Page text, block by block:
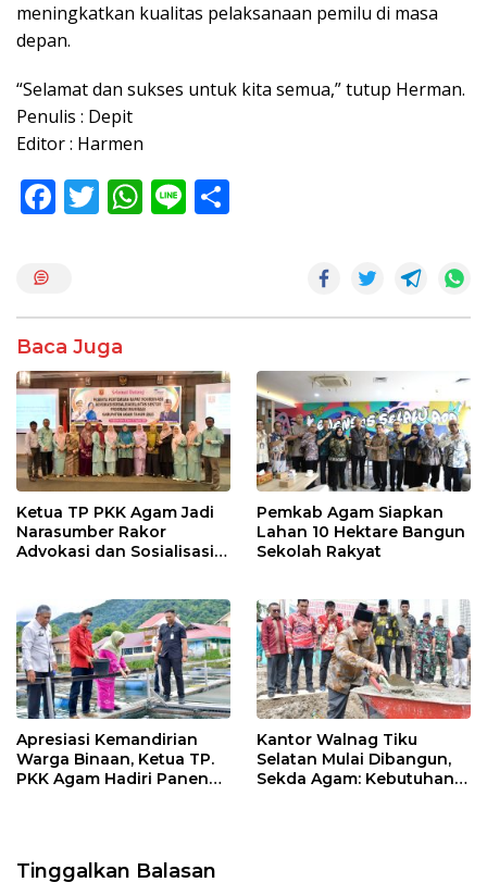
meningkatkan kualitas pelaksanaan pemilu di masa
depan.
“Selamat dan sukses untuk kita semua,” tutup Herman.
Penulis : Depit
Editor : Harmen
F
o
o
k
T W
p
p
Li
Baca Juga
Ketua TP PKK Agam Jadi
Narasumber Rakor
Advokasi dan Sosialisasi
Pemkab Agam Siapkan
Lahan 10 Hektare Bangun
Sekolah Rakyat
Apresiasi Kemandirian
Warga Binaan, Ketua TP.
PKK Agam Hadiri Panen
Kantor Walnag Tiku
Selatan Mulai Dibangun,
Sekda Agam: Kebutuhan
Tinggalkan Balasan